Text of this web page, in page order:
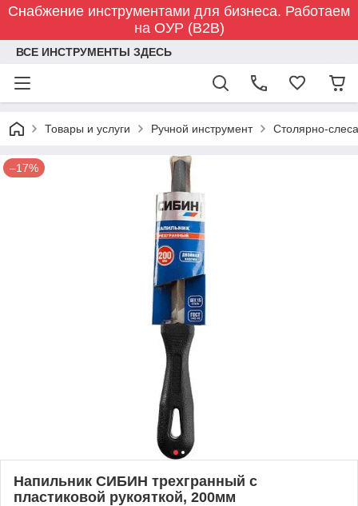
Снабжение инструментами для бизнеса. Работаем
на ОУР (B2B)
ВСЕ ИНСТРУМЕНТЫ ЗДЕСЬ
Товары и услуги Ручной инструмент Столярно-
–17%
Напильник СИБИН трехгранный с
пластиковой рукояткой, 200мм